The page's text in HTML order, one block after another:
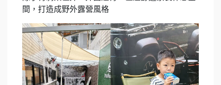
間，打造成野外露營風格